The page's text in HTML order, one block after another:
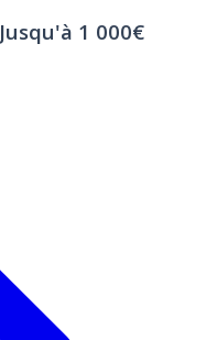
Jusqu'à 1 000€